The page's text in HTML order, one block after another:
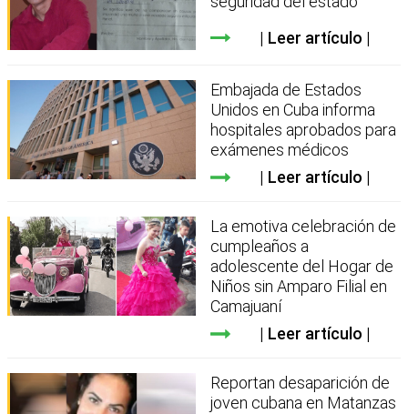
Leer artículo
Embajada de Estados
Unidos en Cuba informa
hospitales aprobados para
exámenes médicos
Leer artículo
La emotiva celebración de
cumpleaños a
adolescente del Hogar de
Niños sin Amparo Filial en
Camajuaní
Leer artículo
Reportan desaparición de
joven cubana en Matanzas